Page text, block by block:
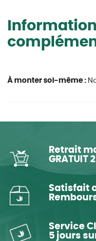
À monter soi-même :
Retrait
GRATUIT
Satisfait
Service
5 jours